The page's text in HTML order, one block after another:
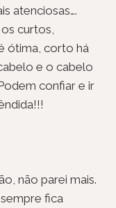
atenciosas….
curtos,
ótima, corto há
e o cabelo
confiar e ir
não parei mais.
fica